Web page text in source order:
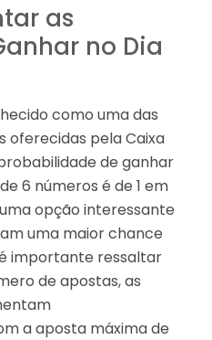
as
no Dia
como uma das
oferecidas pela Caixa
de ganhar
6 números é de 1 em
opção interessante
uma maior chance
importante ressaltar
de apostas, as
a aposta máxima de